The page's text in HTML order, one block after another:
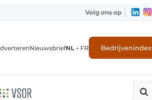
Volg ons op
NieuwsbriefNL • FR Bedrijvenindex